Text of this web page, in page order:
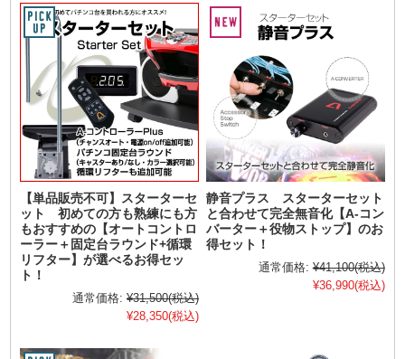
【単品販売不可】スターターセ
ット 初めての方も熟練にも方
もおすすめの【オートコントロ
ーラー＋固定台ラウンド+循環
リフター】が選べるお得セッ
ト！
通常価格: ¥31,500(税込)
¥28,350(税込)
静音プラス スターターセット
と合わせて完全無音化【A-コン
バーター＋役物ストップ】のお
得セット！
通常価格: ¥41,100(税込)
¥36,990(税込)